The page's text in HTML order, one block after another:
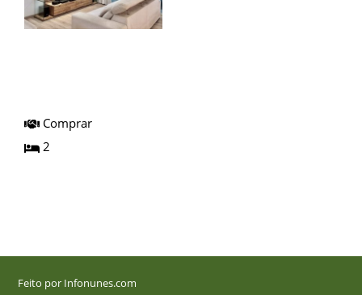
Comprar
2
Feito por Infonunes.com